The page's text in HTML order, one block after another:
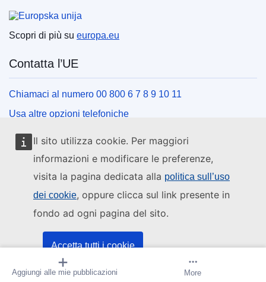
Il sito utilizza cookie. Per maggiori
informazioni e modificare le preferenze,
visita la pagina dedicata alla politica sull’uso
dei cookie, oppure clicca sul link presente in
fondo ad ogni pagina del sito.
Accetta tutti i cookie
Accetta solo i cookie essenziali
Aggiungi alle mie pubblicazioni Crea avviso
More
Unione europea
Scopri di più su europa.eu
Contatta l’UE
Chiamaci al numero 00 800 6 7 8 9 10 11
Usa altre opzioni telefoniche
Scrivici usando l’apposito modulo
Incontraci presso uno dei centri dell’UE
Cerca i canali social dell’UE
Istituzioni e organi dell’UE
Cerca tutte le istituzioni e gli organi dell’UE